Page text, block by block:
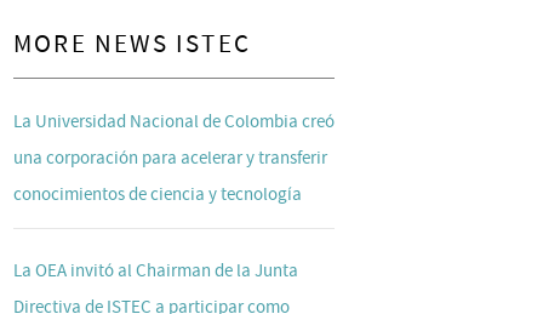
MORE NEWS ISTEC
La Universidad Nacional de Colombia creó
una corporación para acelerar y transferir
conocimientos de ciencia y tecnología
La OEA invitó al Chairman de la Junta
Directiva de ISTEC a participar como